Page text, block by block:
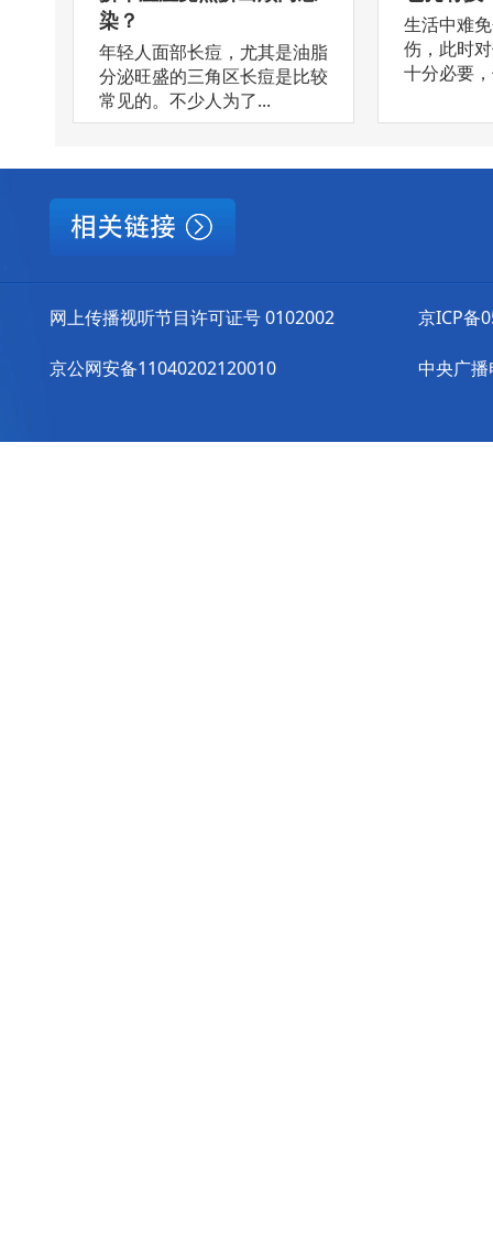
染？
年轻人面部长痘，尤其是油脂
分泌旺盛的三角区长痘是比较
常见的。不少人为了...
生活中难
伤，此时
十分必要
网上传播视听节目许可证号 0102002
京公网安备11040202120010
京ICP备
中央广